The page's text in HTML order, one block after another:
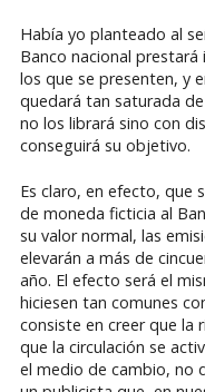
Había yo planteado al
Banco nacional
los que se presenten, y
quedará tan saturada
no los librará sino con
conseguirá su objetivo.
Es claro, en efecto, que
de moneda ficticia al
su valor normal, las
elevarán a más de
año. El efecto será el
hiciesen tan comunes
consiste en creer que la
que la circulación se
el medio de cambio, no